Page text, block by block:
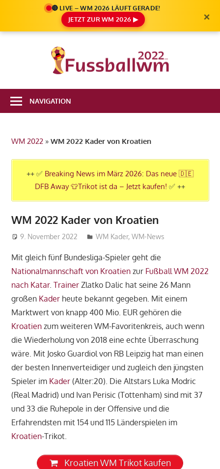
🔴 LIVE – WM 2026 LÄUFT GERADE!
JETZT ZUR WM 2026 ▶
×
Infos
2022
NAVIGATION
WM 2022» WM 2022 Kader von Kroatien
++ ✅ Breaking News im März 2026: Das neue 🇩🇪
DFB Away 👕Trikot ist da – Jetzt kaufen! ✅ ++
WM 2022 Kader von Kroatien
9. November 2022 admin_wm2022
WM Kader,WM-News
Mit gleich fünf Bundesliga-Spieler geht die
Nationalmannschaft von Kroatienzur Fußball WM 2022
nach Katar. TrainerZlatko Dalic hat seine 26 Mann
großen Kaderheute bekannt gegeben. Mit einem
Marktwert von knapp 400 Mio. EUR gehören die
Kroatienzum weiteren WM-Favoritenkreis, auch wenn
die Wiederholung von 2018 eine echte Überraschung
wäre. Mit Josko Guardiol von RB Leipzig hat man einen
der besten Innenverteidiger und zugleich den jüngsten
Spieler im Kader(Alter:20). Die Altstars Luka Modric
(Real Madrid) und Ivan Perisic (Tottenham) sind mit 37
und 33 die Ruhepole in der Offensive und die
Erfahrendsten mit 154 und 115 Länderspielen im
Kroatien-Trikot.
Kroatien WM Trikot kaufen